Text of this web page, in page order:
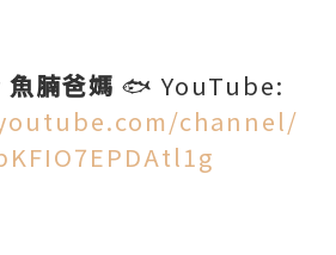
魚腩爸媽 🐟 YouTube:
channel/